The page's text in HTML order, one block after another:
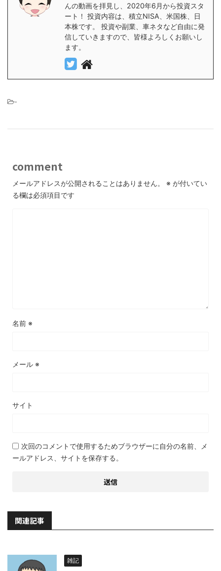
んの動画を拝見し、2020年6月から投資スタ
ート！ 投資内容は、積立NISA、米国株、日
本株です。 投資や副業、車ネタなど自由に発
信していきますので、皆様よろしくお願いし
ます。
-
comment
メールアドレスが公開されることはありません。 ※ が付いてい
る欄は必須項目です
名前 ※
メール ※
サイト
次回のコメントで使用するためブラウザーに自分の名前、メ
ールアドレス、サイトを保存する。
関連記事
雑記